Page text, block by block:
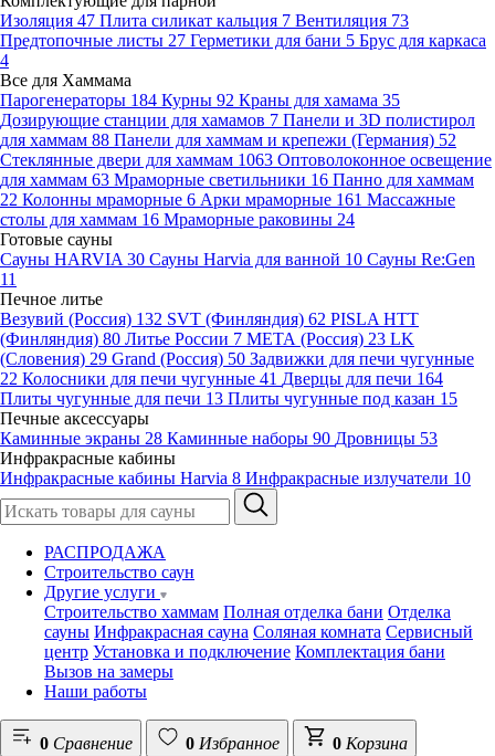
Изоляция 47 Плита силикат кальция 7 Вентиляция 73
Предтопочные листы 27 Герметики для бани 5 Брус для каркаса
4
Все для Хаммама
Парогенераторы 184 Курны 92 Краны для хамама 35
Дозирующие станции для хамамов 7 Панели и 3D полистирол
для хаммам 88 Панели для хаммам и крепежи (Германия) 52
Стеклянные двери для хаммам 1063 Оптоволоконное освещение
для хаммам 63 Мраморные светильники 16 Панно для хаммам
22 Колонны мраморные 6 Арки мраморные 161 Массажные
столы для хаммам 16 Мраморные раковины 24
Готовые сауны
Сауны HARVIA 30 Сауны Harvia для ванной 10 Сауны Re:Gen
11
Печное литье
Везувий (Россия) 132 SVT (Финляндия) 62 PISLA HTT
(Финляндия) 80 Литье России 7 МЕТА (Россия) 23 LK
(Словения) 29 Grand (Россия) 50 Задвижки для печи чугунные
22 Колосники для печи чугунные 41 Дверцы для печи 164
Плиты чугунные для печи 13 Плиты чугунные под казан 15
Печные аксессуары
Каминные экраны 28 Каминные наборы 90 Дровницы 53
Инфракрасные кабины
Инфракрасные кабины Harvia 8 Инфракрасные излучатели 10
РАСПРОДАЖА
Строительство саун
Другие услуги
Строительство хаммам Полная отделка бани Отделка
сауны Инфракрасная сауна Соляная комната Сервисный
центр Установка и подключение Комплектация бани
Вызов на замеры
Наши работы
0 Сравнение 0 Избранное 0 Корзина